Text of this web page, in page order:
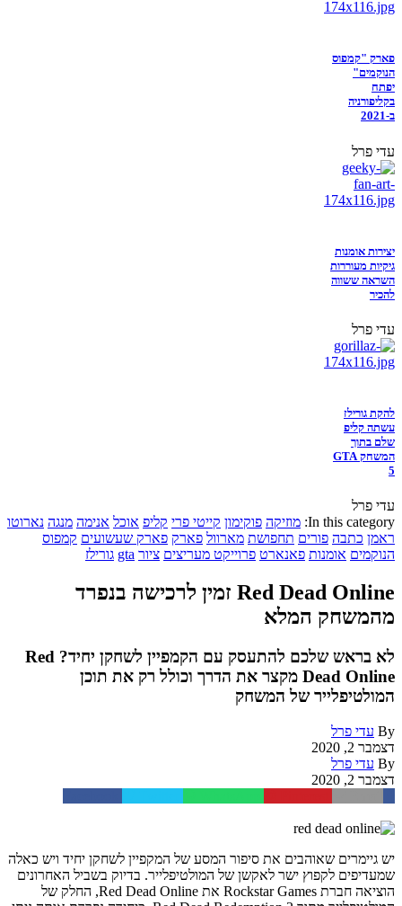
פארק "קמפוס
הנוקמים"
יפתח
בקליפורניה
ב-2021
עדי פרל
יצירות אומנות
גיקיות מעוררות
השראה ששווה
להכיר
עדי פרל
להקת גורילז
עשתה קליפ
שלם בתוך
המשחק GTA
5
עדי פרל
In this category: מוזיקה פוקימון קייטי פרי קליפ אוכל אנימה מנגה נארוטו
ראמן כתבה פורים תחפושת מארוול פארק פארק שעשועים קמפוס
הנוקמים אומנות פאנארט פרוייקט מעריצים ציור gta גורילז
Red Dead Online זמין לרכישה בנפרד
מהמשחק המלא
לא בראש שלכם להתעסק עם הקמפיין לשחקן יחיד? Red
Dead Online מקצר את הדרך וכולל רק את תוכן
המולטיפלייר של המשחק
By עדי פרל
דצמבר 2, 2020
By עדי פרל
דצמבר 2, 2020
יש גיימרים שאוהבים את סיפור המסע של המקפיין לשחקן יחיד ויש כאלה
שמעדיפים לקפוץ ישר לאקשן של המולטיפלייר. בדיוק בשביל האחרונים
הוציאה חברת Rockstar Games את Red Dead Online, החלק של